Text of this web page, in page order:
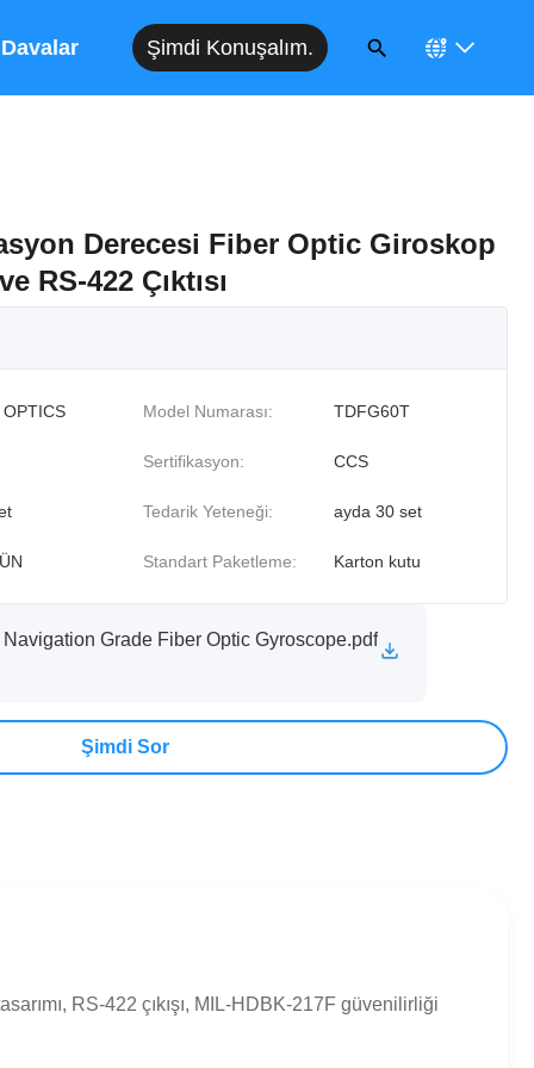
Davalar Şimdi Konuşalım.
Derecesi Fiber Optic Giroskop
RS-422 Çıktısı
OPTICS Model Numarası: TDFG60T
Sertifikasyon: CCS
Tedarik Yeteneği: ayda 30 set
Standart Paketleme: Karton kutu
Grade Fiber Optic Gyroscope.pdf
Şimdi Sor
RS-422 çıkışı, MIL-HDBK-217F güvenilirliği